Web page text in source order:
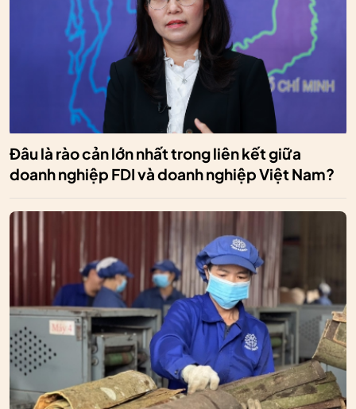
Đâu là rào cản lớn nhất trong liên kết giữa
doanh nghiệp FDI và doanh nghiệp Việt Nam?